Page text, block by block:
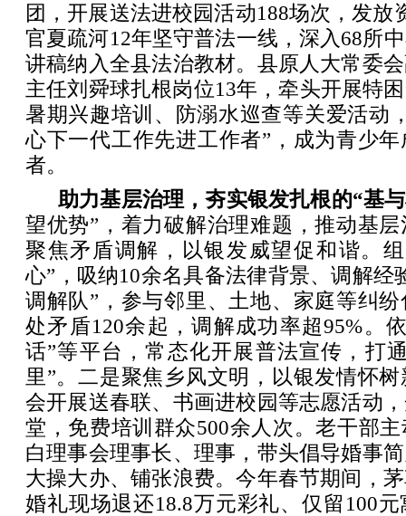
团，开展送法进校园活动188场次，发放
官夏疏河12年坚守普法一线，深入68所
讲稿纳入全县法治教材。县原人大常委
主任刘舜球扎根岗位13年，牵头开展特
暑期兴趣培训、防溺水巡查等关爱活动
心下一代工作先进工作者”，成为青少
者。
助力基层治理，夯实银发扎根的“基
望优势”，着力破解治理难题，推动基
聚焦矛盾调解，以银发威望促和谐。
心”，吸纳10余名具备法律背景、调解经
调解队”，参与邻里、土地、家庭等纠
处矛盾120余起，调解成功率超95%。
话”等平台，常态化开展普法宣传，打
里”。二是聚焦乡风文明，以银发情怀
会开展送春联、书画进校园等志愿活动
堂，免费培训群众500余人次。老干部
白理事会理事长、理事，带头倡导婚事
大操大办、铺张浪费。今年春节期间，
婚礼现场退还18.8万元彩礼、仅留100